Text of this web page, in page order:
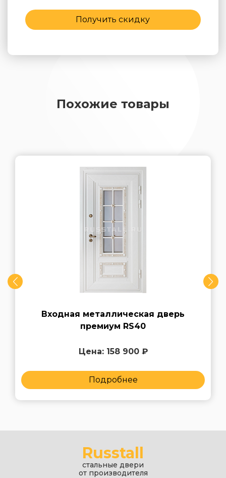
Получить скидку
Похожие товары
Входная металлическая дверь
премиум RS40
Цена: 158 900 ₽
Подробнее
Russtall
стальные двери
от производителя